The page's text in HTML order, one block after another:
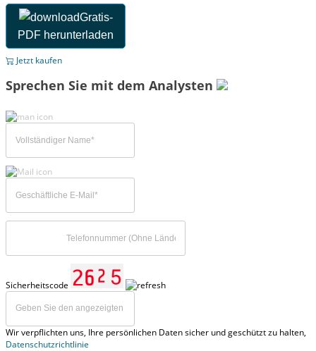
Gratis-
PDF herunterladen
Jetzt kaufen
Sprechen Sie mit dem Analysten
Sicherheitscode
Wir verpflichten uns, Ihre persönlichen Daten sicher und geschützt zu halten,
Datenschutzrichtlinie